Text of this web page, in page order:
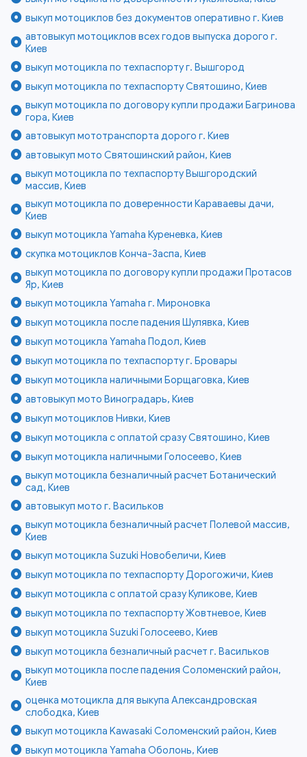
выкуп мотоциклов без документов оперативно г. Киев
автовыкуп мотоциклов всех годов выпуска дорого г.
Киев
выкуп мотоцикла по техпаспорту г. Вышгород
выкуп мотоцикла по техпаспорту Святошино, Киев
выкуп мотоцикла по договору купли продажи Багринова
гора, Киев
автовыкуп мототранспорта дорого г. Киев
автовыкуп мото Святошинский район, Киев
выкуп мотоцикла по техпаспорту Вышгородский
массив, Киев
выкуп мотоцикла по доверенности Караваевы дачи,
Киев
выкуп мотоцикла Yamaha Куреневка, Киев
скупка мотоциклов Конча-Заспа, Киев
выкуп мотоцикла по договору купли продажи Протасов
Яр, Киев
выкуп мотоцикла Yamaha г. Мироновка
выкуп мотоцикла после падения Шулявка, Киев
выкуп мотоцикла Yamaha Подол, Киев
выкуп мотоцикла по техпаспорту г. Бровары
выкуп мотоцикла наличными Борщаговка, Киев
автовыкуп мото Виноградарь, Киев
выкуп мотоциклов Нивки, Киев
выкуп мотоцикла с оплатой сразу Святошино, Киев
выкуп мотоцикла наличными Голосеево, Киев
выкуп мотоцикла безналичный расчет Ботанический
сад, Киев
автовыкуп мото г. Васильков
выкуп мотоцикла безналичный расчет Полевой массив,
Киев
выкуп мотоцикла Suzuki Новобеличи, Киев
выкуп мотоцикла по техпаспорту Дорогожичи, Киев
выкуп мотоцикла с оплатой сразу Куликове, Киев
выкуп мотоцикла по техпаспорту Жовтневое, Киев
выкуп мотоцикла Suzuki Голосеево, Киев
выкуп мотоцикла безналичный расчет г. Васильков
выкуп мотоцикла после падения Соломенский район,
Киев
оценка мотоцикла для выкупа Александровская
слободка, Киев
выкуп мотоцикла Kawasaki Соломенский район, Киев
выкуп мотоцикла Yamaha Оболонь, Киев